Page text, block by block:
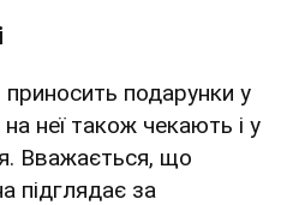
подарунки у
неї також чекають і у
Вважається, що
підглядає за